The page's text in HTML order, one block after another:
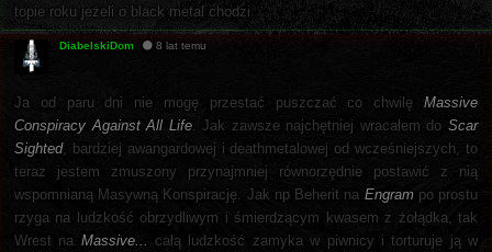
topie roku jeżeli o black metal chodzi.
DiabelskiDom 8 lat temu
Ja od paru dni nie mogę przestać puszczać co chwilę Massive
Conspiracy Against All Life. Jak zawsze najchętniej wracałem doScar
Sighted, bardziej awangardowej i deathmetalowej od wcześniejszych, to
teraz jestem zmuszony przynajmniej równorzędnie postawić z nią
wspomnianą Masywną Konspirację. Jak np Beherit na Engram po prostu
rzyga na ludzkość obrzydliwym i śmierdzącym kwasem z żołądka, tak
Wrest na Massive... całą ludzkość zamyka w piwnicy i torturuje ją w